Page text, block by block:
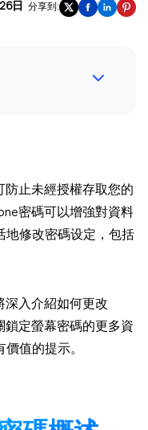
日 分享到:
防止未經授權存取您的
密碼可以增強對資料
地修改密碼设定，包括
深入介紹如何更改
鎖定螢幕密碼的更多資
值的提示。